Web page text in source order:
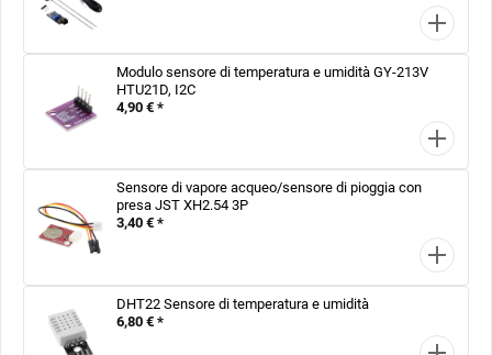
Modulo sensore di temperatura e umidità GY-213V
HTU21D, I2C
4,90 € *
Sensore di vapore acqueo/sensore di pioggia con
presa JST XH2.54 3P
3,40 € *
DHT22 Sensore di temperatura e umidità
6,80 € *